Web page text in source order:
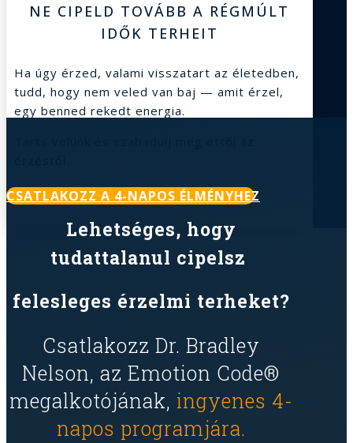
NE CIPELD TOVÁBB A RÉGMÚLT
IDŐK TERHEIT
Ha úgy érzed, valami visszatart az életedben,
tudd, hogy nem veled van baj — amit érzel,
egy benned rekedt energia.
CSATLAKOZZ A 4-NAPOS ÉLMÉNYHEZ
Lehetséges, hogy
tudattalanul cipelsz
felesleges érzelmi terheket?
Csatlakozz Dr. Bradley
Nelson, az Emotion Code®
megalkotójának, ingyenes 4-
napos programjára.